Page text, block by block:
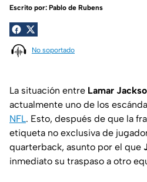
Escrito por: Pablo de Rubens
No soportado
La situación entre Lamar
actualmente uno de los
NFL. Esto, después de que la
etiqueta no exclusiva de
quarterback, asunto por el que
inmediato su traspaso a otro